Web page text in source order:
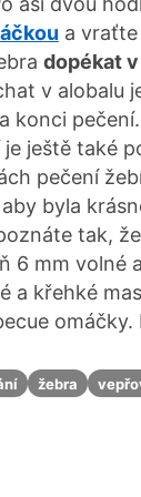
a
dopékat
v alobalu
konci
ještě také
pečení
byla
tak,
6 mm volné
a křehké
omáčky.
žebra